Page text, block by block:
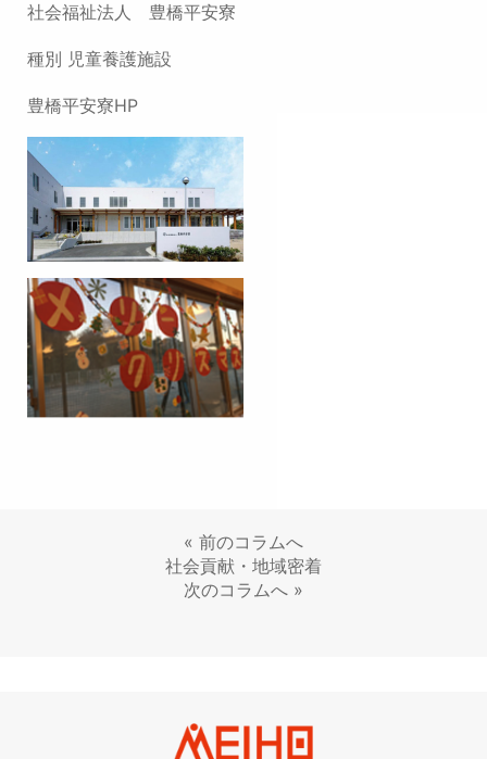
社会福祉法人 豊橋平安寮
種別 児童養護施設
豊橋平安寮HP
« 前のコラムへ
社会貢献・地域密着
次のコラムへ»